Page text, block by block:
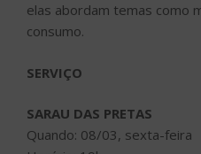
elas abordam temas como
consumo.
SERVIÇO
SARAU DAS PRETAS
Quando: 08/03, sexta-feira